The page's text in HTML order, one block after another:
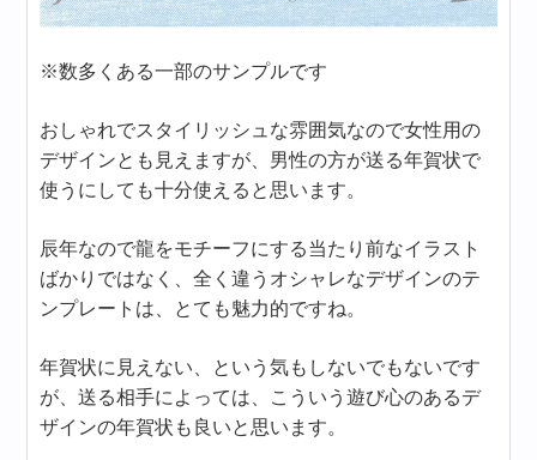
※数多くある一部のサンプルです
おしゃれでスタイリッシュな雰囲気なので女性用の
デザインとも見えますが、男性の方が送る年賀状で
使うにしても十分使えると思います。
辰年なので龍をモチーフにする当たり前なイラスト
ばかりではなく、全く違うオシャレなデザインのテ
ンプレートは、とても魅力的ですね。
年賀状に見えない、という気もしないでもないです
が、送る相手によっては、こういう遊び心のあるデ
ザインの年賀状も良いと思います。